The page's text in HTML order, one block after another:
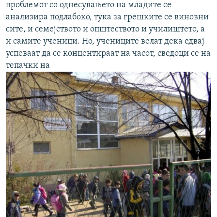
проблемот со однесувањето на младите се
анализира подлабоко, тука за грешките се виновни
сите, и семејството и општеството и училиштето, а
и самите ученици. Но, учениците велат дека едвај
успеваат да се концентираат на часот, сведоци се на
тепачки на